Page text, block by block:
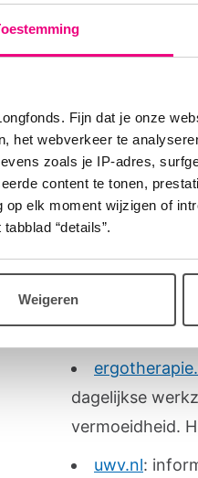
Fijn dat je onze
het webverkeer te
zoals je IP-adres,
content te tonen,
op elk moment wijzigen of
“details”.
Weigeren
Meer
van) inhalatoren
bij reizen met
het vliegtuig of
dagelijkse
vermoeidheid.
uwv.nl: